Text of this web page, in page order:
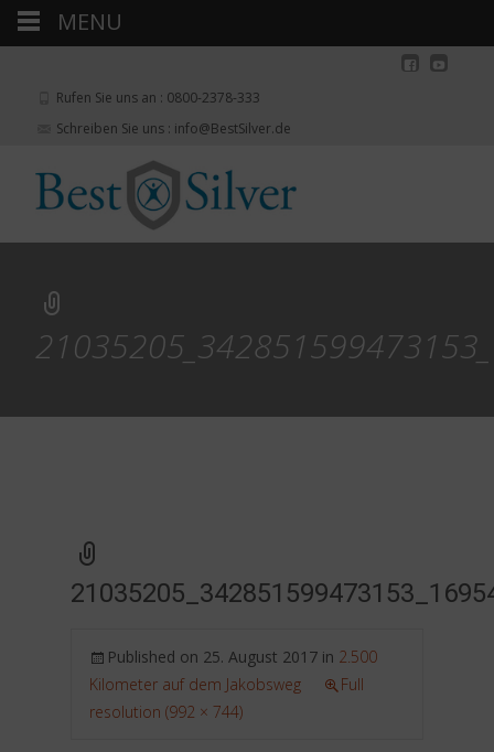
Rufen Sie uns an : 0800-2378-333
Schreiben Sie uns : info@BestSilver.de
Published on 25. August 2017 in 2.500
Kilometer auf dem Jakobsweg
Full
resolution (992 × 744)
MENU